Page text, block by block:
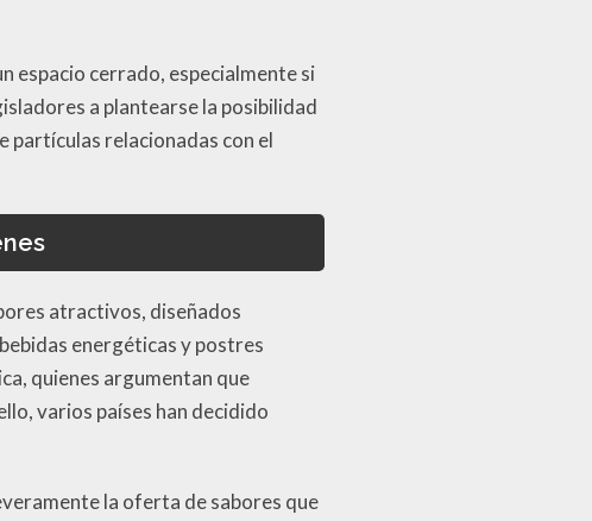
espacio cerrado, especialmente si
a plantearse la posibilidad
partículas relacionadas con el
atractivos, diseñados
energéticas y postres
quienes argumentan que
varios países han decidido
la oferta de sabores que